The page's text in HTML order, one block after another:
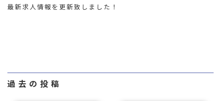
最新求人情報を更新致しました！
過去の投稿